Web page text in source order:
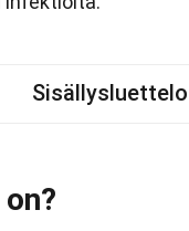
Sisällysluettelo